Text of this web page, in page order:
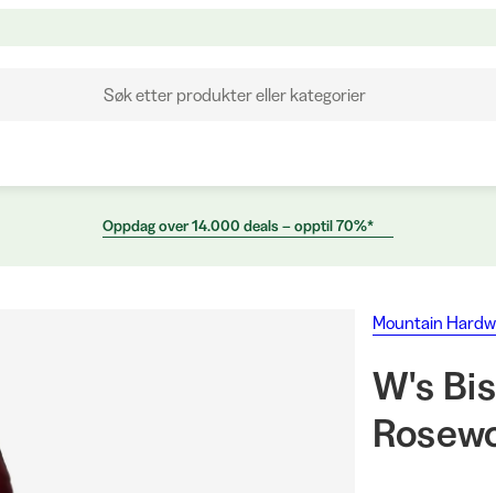
Søk etter produkter eller kategorier
Oppdag over 14.000 deals – opptil 70%*
Mountain
W's